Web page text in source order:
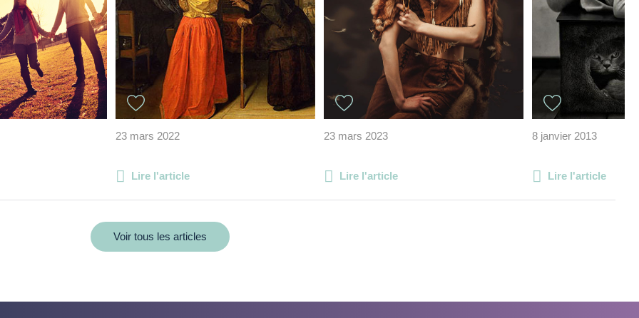
23 mars 2022
Lire l'article
23 mars 2023
Lire l'article
8 janvier 2013
Lire l'article
Voir tous les articles